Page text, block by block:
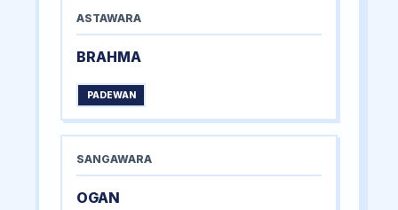
ASTAWARA
BRAHMA
PADEWAN
SANGAWARA
OGAN